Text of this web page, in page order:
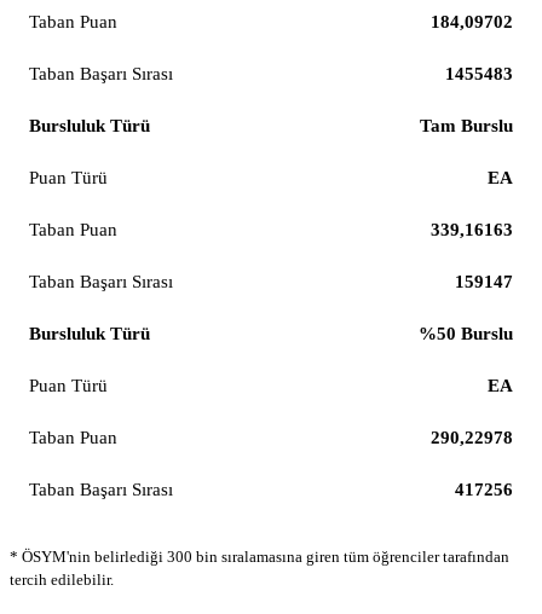
184,09702
1455483
Tam Burslu
EA
339,16163
159147
%50 Burslu
EA
290,22978
417256
* ÖSYM'nin belirlediği 300 bin sıralamasına giren tüm öğrenciler tarafından
tercih edilebilir.